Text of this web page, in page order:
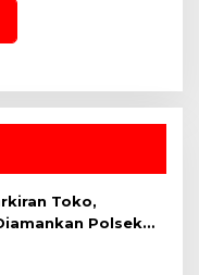
Toko,
Polsek